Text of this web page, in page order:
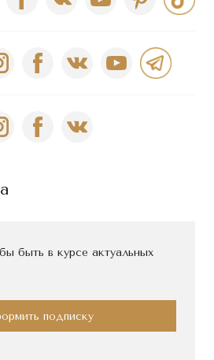
быть в курсе актуальных
подписку